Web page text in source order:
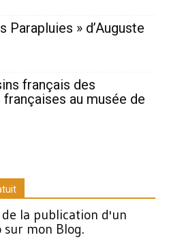
Parapluies » d’Auguste
français des
au musée de
la publication d'un
mon Blog.